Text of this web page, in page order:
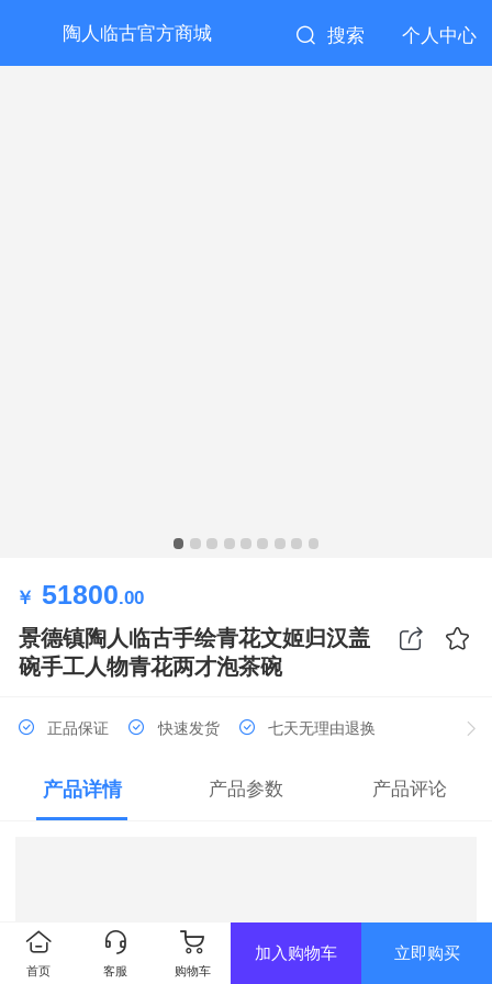
陶人临古官方商城 搜索 个人中心
￥ 51800.00
景德镇陶人临古手绘青花文姬归汉盖
碗手工人物青花两才泡茶碗
正品保证 快速发货 七天无理由退换
产品详情 产品参数 产品评论
首页 客服 购物车
加入购物车 立即购买